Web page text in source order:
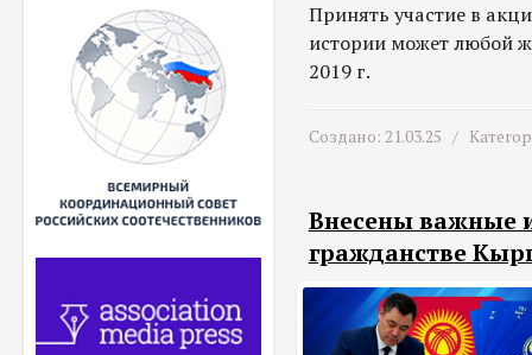
Принять участие в
истории может любой
2019 г.
Создано: 21.03.25 /
Внесены важные
гражданстве